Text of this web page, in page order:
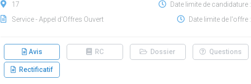
17
Service - Appel d'Offres Ouvert
Date limite de candidature :
Date limite de l'offre :
Avis RC Dossier Questions
Rectificatif